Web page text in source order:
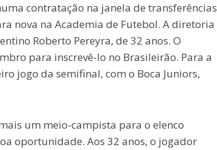
contratação na janela de transferências
nova na Academia de Futebol. A diretoria
Roberto Pereyra, de 32 anos. O
para inscrevê-lo no Brasileirão. Para a
jogo da semifinal, com o Boca Juniors,
um meio-campista para o elenco
oportunidade. Aos 32 anos, o jogador